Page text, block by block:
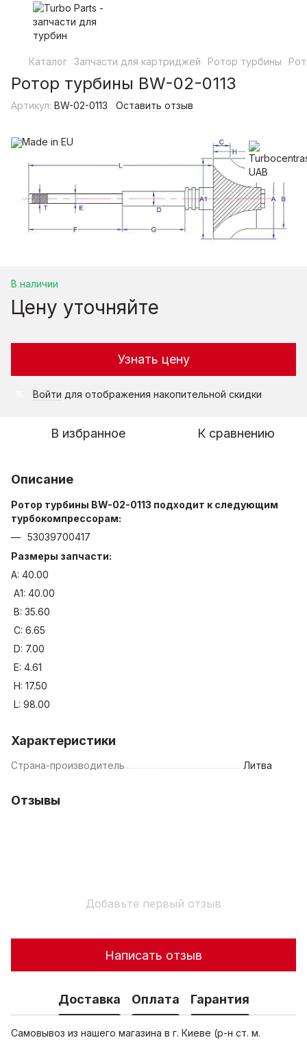
Каталог Запчасти для картриджей Ротор турбины
Ротор турбины BW-02-0113
Артикул: BW-02-0113 Оставить отзыв
В наличии
Цену уточняйте
Узнать цену
Войти для отображения накопительной скидки
В избранное К сравнению
Описание
Ротор турбины BW-02-0113 подходит к следующим
турбокомпрессорам:
53039700417
Размеры запчасти:
A: 40.00
A1: 40.00
B: 35.60
C: 6.65
D: 7.00
E: 4.61
H: 17.50
L: 98.00
Характеристики
Страна-производитель Литва
Отзывы
Добавьте первый отзыв
Написать отзыв
Доставка Оплата Гарантия
Самовывоз из нашего магазина в г. Киеве (р-н ст. м.